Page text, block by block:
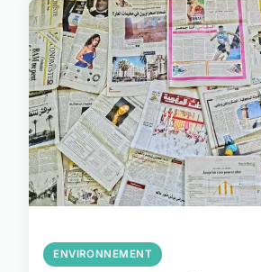
ENVIRONNEMENT